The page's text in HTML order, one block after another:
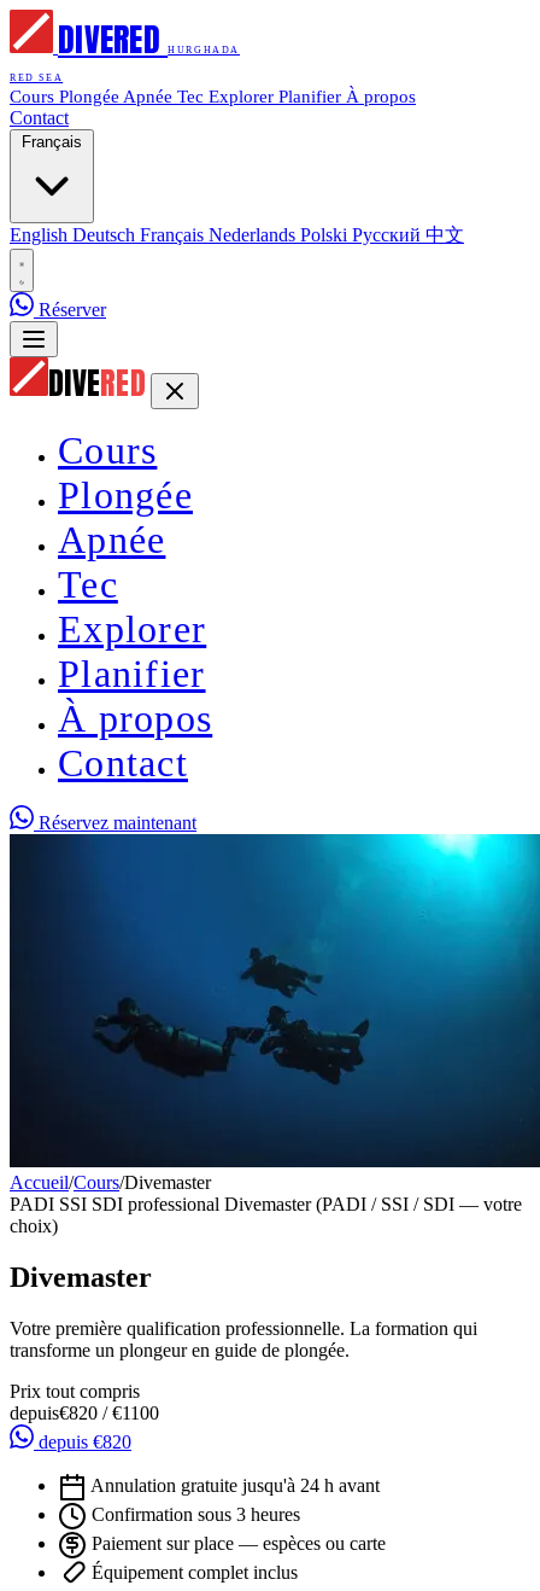
DIVERED HURGHADA
RED SEA
Cours Plongée Apnée Tec Explorer Planifier À propos
Contact
Français
English Deutsch Français Nederlands Polski Русский 中文
Réserver
DIVERED
Cours
Plongée
Apnée
Tec
Explorer
Planifier
À propos
Contact
Réservez maintenant
Accueil/Cours/Divemaster
PADI SSI SDI professional Divemaster (PADI / SSI / SDI — votre
choix)
Divemaster
Votre première qualification professionnelle. La formation qui
transforme un plongeur en guide de plongée.
Prix tout compris
depuis€820 / €1100
depuis €820
Annulation gratuite jusqu'à 24 h avant
Confirmation sous 3 heures
Paiement sur place — espèces ou carte
Équipement complet inclus